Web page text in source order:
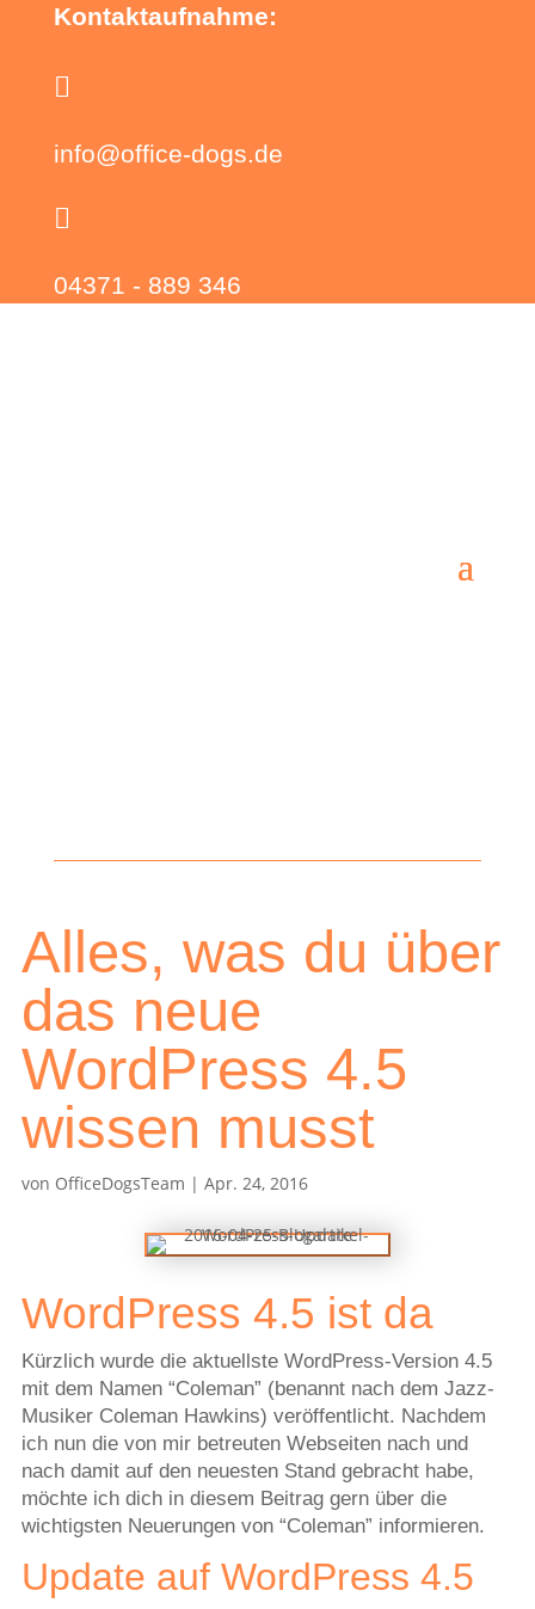
Kontaktaufnahme:

info@office-dogs.de

04371 - 889 346
Alles, was du über
das neue
WordPress 4.5
wissen musst
von OfficeDogsTeam | Apr. 24, 2016
WordPress 4.5 ist da
Kürzlich wurde die aktuellste WordPress-Version 4.5
mit dem Namen “Coleman” (benannt nach dem Jazz-
Musiker Coleman Hawkins) veröffentlicht. Nachdem
ich nun die von mir betreuten Webseiten nach und
nach damit auf den neuesten Stand gebracht habe,
möchte ich dich in diesem Beitrag gern über die
wichtigsten Neuerungen von “Coleman” informieren.
Update auf WordPress 4.5